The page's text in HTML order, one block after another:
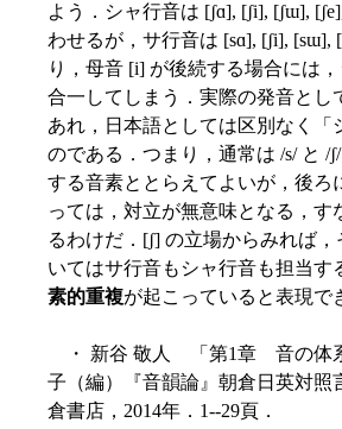
よう．シャ行音は [ʃɑ], [ʃi], [ʃɯ],
わせるが，サ行音は [sɑ], [ʃi], [sɯ],
り，母音 [i] が後続する場合には
合一してしまう．実際の発音とし
あれ，日本語としては区別なく「
のである．つまり，通常は /s/ と /
する音素ととらえてよいが，後ろ
っては，対立が無意味となる，す
るわけだ．[ʃ] の立場からみれば
いてはサ行音もシャ行音も担当す
素的重複が起こっていると表現で
・ 新谷 敬人 「第1章 音の体
子（編）『音韻論』朝倉日英対
倉書店，2014年．1--29頁．